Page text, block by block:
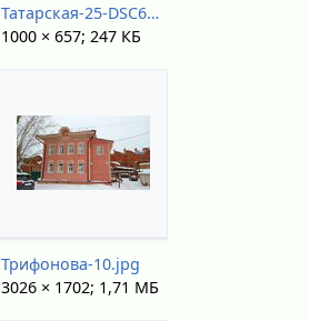
Татарская-25-DSC62698.jpg
1000 × 657; 247 КБ
Трифонова-10.jpg
3026 × 1702; 1,71 МБ